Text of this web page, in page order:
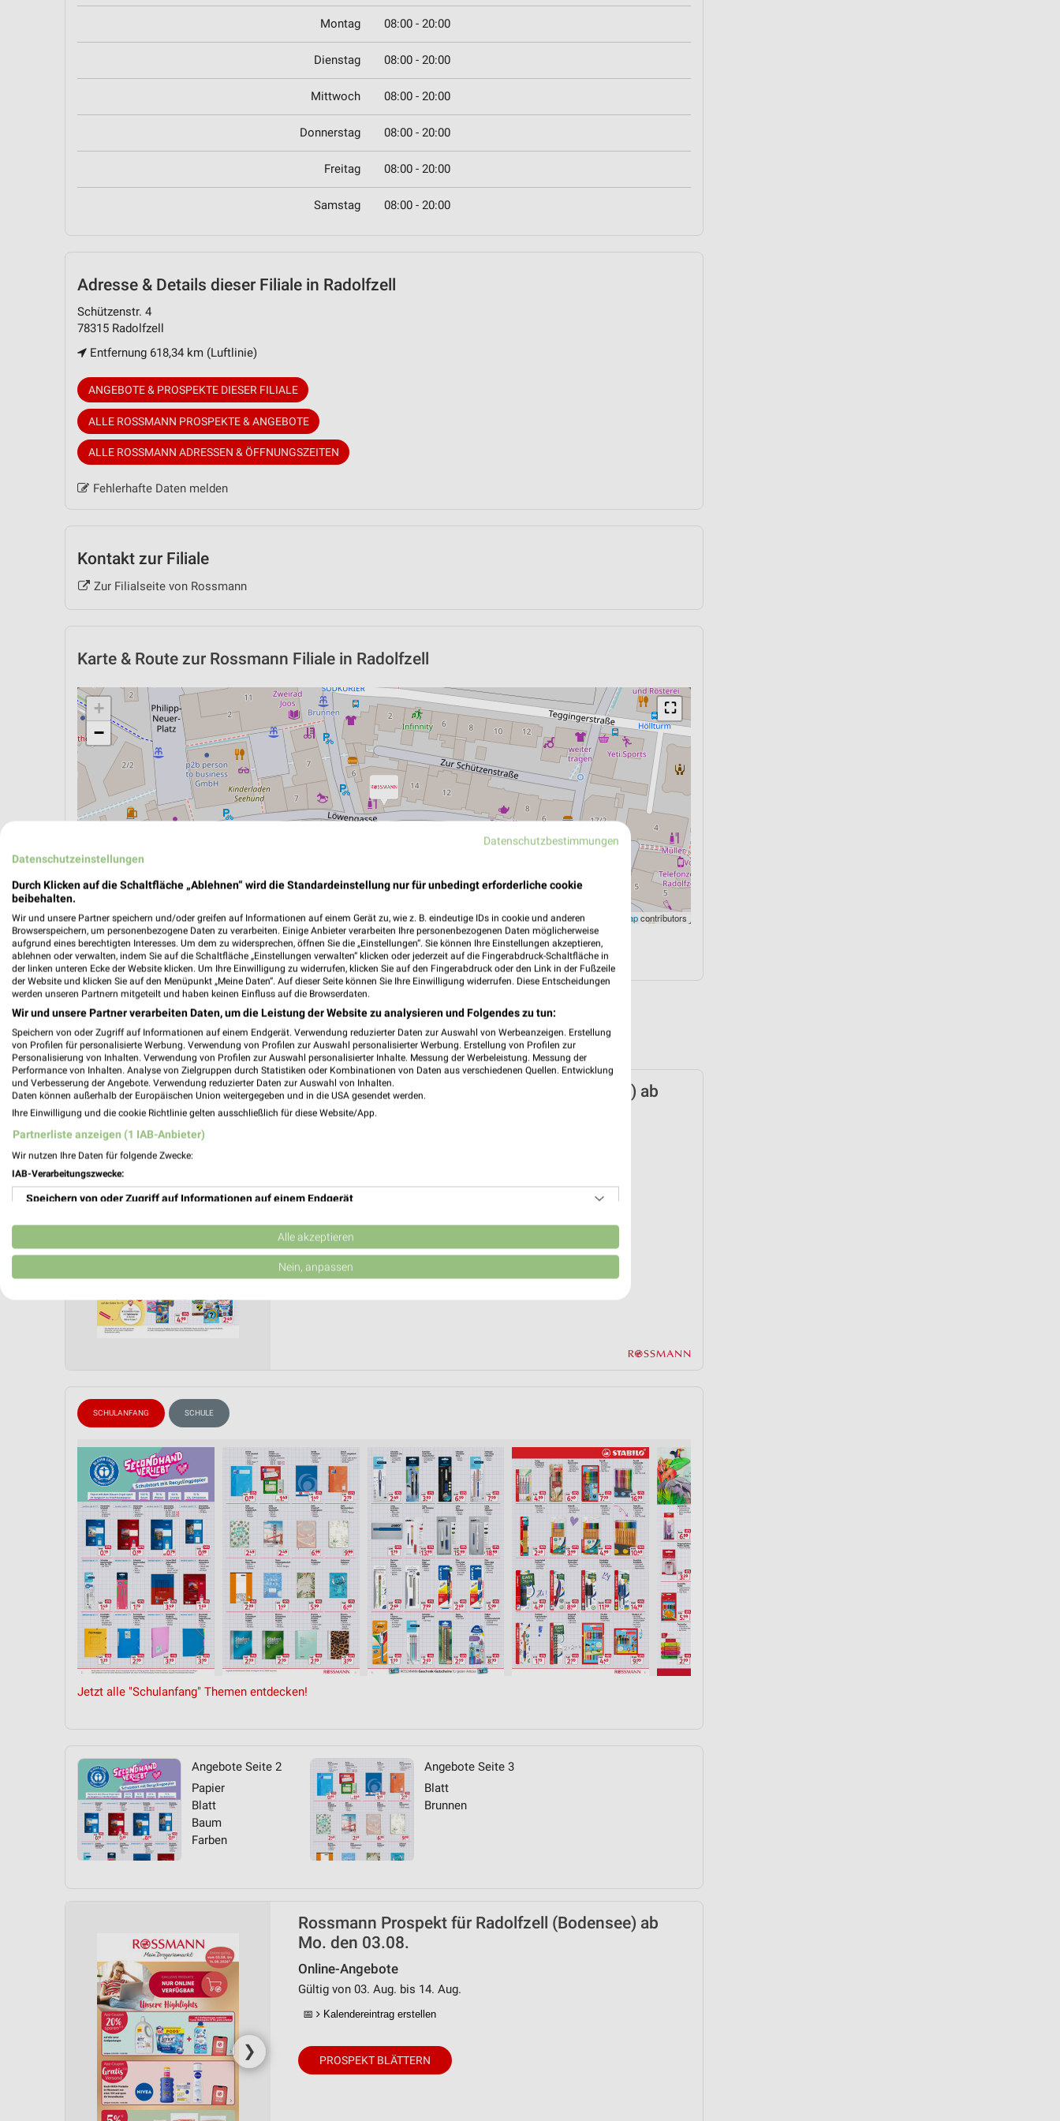
Montag 08:00 - 20:00
Dienstag 08:00 - 20:00
Mittwoch 08:00 - 20:00
Donnerstag 08:00 - 20:00
Freitag 08:00 - 20:00
Samstag 08:00 - 20:00
Adresse & Details dieser Filiale in Radolfzell
Schützenstr. 4
78315 Radolfzell
Entfernung 618,34 km (Luftlinie)
ANGEBOTE & PROSPEKTE DIESER FILIALE
ALLE ROSSMANN PROSPEKTE & ANGEBOTE
ALLE ROSSMANN ADRESSEN & ÖFFNUNGSZEITEN
Fehlerhafte Daten melden
Kontakt zur Filiale
Zur Filialseite von Rossmann
Karte & Route zur Rossmann Filiale in Radolfzell
⛶
+
−
Leaflet|©OpenStreetMapcontributors
ÖPNV ANZEIGEN LADESÄULEN ANZEIGEN NAVIGATION MIT GOOGLE/IOS MAPS
Aktuelle Angebote in dieser Filiale
Anzahl Prospekte: 3
Letztes Prospektupdate: Gestern
Rossmann Prospekt für Radolfzell (Bodensee) ab
Mo. den 29.06.
PROSPEKT BLÄTTERN
SCHULANFANG SCHULE
Jetzt alle "Schulanfang" Themen entdecken!
Angebote Seite 2
Papier
Blatt
Baum
Farben
Angebote Seite 3
Blatt
Brunnen
❯
Rossmann Prospekt für Radolfzell (Bodensee) ab
Mo. den 03.08.
Online-Angebote
Gültig von 03. Aug. bis 14. Aug.
📅 Kalendereintrag erstellen
PROSPEKT BLÄTTERN
Datenschutzbestimmungen
Datenschutzeinstellungen
Durch Klicken auf die Schaltfläche „Ablehnen“ wird die Standardeinstellung nur für unbedingt erforderliche cookie
beibehalten.
Wir und unsere Partner speichern und/oder greifen auf Informationen auf einem Gerät zu, wie z. B. eindeutige IDs in cookie und anderen
Browserspeichern, um personenbezogene Daten zu verarbeiten. Einige Anbieter verarbeiten Ihre personenbezogenen Daten möglicherweise
aufgrund eines berechtigten Interesses. Um dem zu widersprechen, öffnen Sie die „Einstellungen“. Sie können Ihre Einstellungen akzeptieren,
ablehnen oder verwalten, indem Sie auf die Schaltfläche „Einstellungen verwalten“ klicken oder jederzeit auf die Fingerabdruck-Schaltfläche in
der linken unteren Ecke der Website klicken. Um Ihre Einwilligung zu widerrufen, klicken Sie auf den Fingerabdruck oder den Link in der Fußzeile
der Website und klicken Sie auf den Menüpunkt „Meine Daten“. Auf dieser Seite können Sie Ihre Einwilligung widerrufen. Diese Entscheidungen
werden unseren Partnern mitgeteilt und haben keinen Einfluss auf die Browserdaten.
Wir und unsere Partner verarbeiten Daten, um die Leistung der Website zu analysieren und Folgendes zu tun:
Speichern von oder Zugriff auf Informationen auf einem Endgerät. Verwendung reduzierter Daten zur Auswahl von Werbeanzeigen. Erstellung
von Profilen für personalisierte Werbung. Verwendung von Profilen zur Auswahl personalisierter Werbung. Erstellung von Profilen zur
Personalisierung von Inhalten. Verwendung von Profilen zur Auswahl personalisierter Inhalte. Messung der Werbeleistung. Messung der
Performance von Inhalten. Analyse von Zielgruppen durch Statistiken oder Kombinationen von Daten aus verschiedenen Quellen. Entwicklung
und Verbesserung der Angebote. Verwendung reduzierter Daten zur Auswahl von Inhalten.
Daten können außerhalb der Europäischen Union weitergegeben und in die USA gesendet werden.
Ihre Einwilligung und die cookie Richtlinie gelten ausschließlich für diese Website/App.
Partnerliste anzeigen (1 IAB-Anbieter)
Wir nutzen Ihre Daten für folgende Zwecke:
IAB-Verarbeitungszwecke:
Speichern von oder Zugriff auf Informationen auf einem Endgerät
Verwendung reduzierter Daten zur Auswahl von Werbeanzeigen
Erstellung von Profilen für personalisierte Werbung
Erstellung von Profilen zur Personalisierung von Inhalten
Messung der Performance von Inhalten
Analyse von Zielgruppen durch Statistiken oder Kombinationen von Daten aus verschiedenen
Entwicklung und Verbesserung der Angebote
Verwendung reduzierter Daten zur Auswahl von Inhalten
IAB-Besonderheiten:
Verwendung genauer Standortdaten
Geräte anhand von aktiv angeforderten Informationen identifizieren
Nicht-IAB-Verarbeitungszwecke:
Notwendig
Performance
Alle akzeptieren
Nein, anpassen